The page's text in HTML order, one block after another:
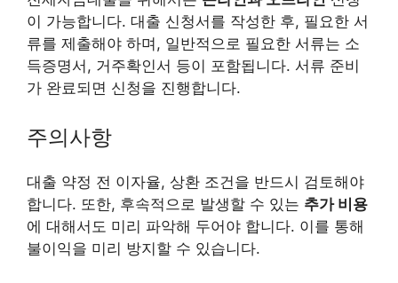
이 가능합니다. 대출 신청서를 작성한 후, 필요한 서
류를 제출해야 하며, 일반적으로 필요한 서류는 소
득증명서, 거주확인서 등이 포함됩니다. 서류 준비
가 완료되면 신청을 진행합니다.
주의사항
대출 약정 전 이자율, 상환 조건을 반드시 검토해야
합니다. 또한, 후속적으로 발생할 수 있는 추가 비용
에 대해서도 미리 파악해 두어야 합니다. 이를 통해
불이익을 미리 방지할 수 있습니다.